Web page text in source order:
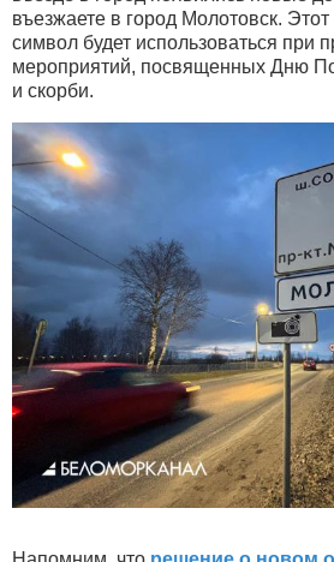
въезжаете в город Молотовск.
символ будет использоваться при
мероприятий, посвященных Дню
и скорби.